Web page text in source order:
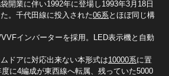
開業に伴い1992年に登場し1993年3月18日
。千代田線に投入された06系 とほぼ同じ構
インバーターを採用。LED表示機と自動
ドアに対応出来ない本形式は10000系に置
に4編成が東西線へ転属、残っていた5000